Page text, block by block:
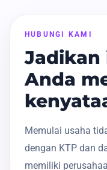
HUBUNGI KAMI
Jadikan
Anda
Memulai usaha
dengan KTP dan
memiliki